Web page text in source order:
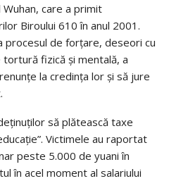
care a primit
Biroului 610 în anul 2001.
procesul de forţare, deseori cu
fizică şi mentală, a
la credinţa lor şi să jure
să plătească taxe
Victimele au raportat
peste 5.000 de yuani în
în acel moment al salariului